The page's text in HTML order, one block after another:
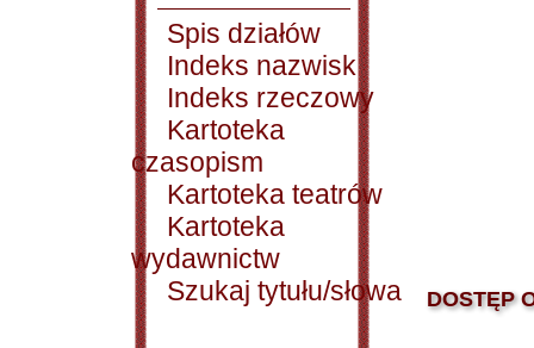
Spis działów
Indeks nazwisk
Indeks rzeczowy
Kartoteka
czasopism
Kartoteka teatrów
Kartoteka
wydawnictw
Szukaj tytułu/słowa
DOSTĘP